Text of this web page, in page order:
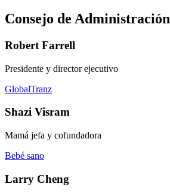
Consejo de Administración
Robert Farrell
Presidente y director ejecutivo
GlobalTranz
Shazi Visram
Mamá jefa y cofundadora
Bebé sano
Larry Cheng